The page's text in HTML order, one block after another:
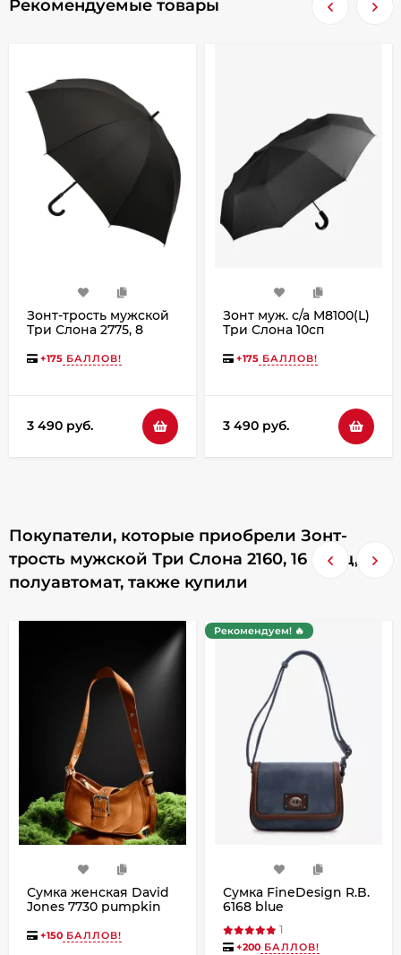
Рекомендуемые товары
Зонт-трость мужской
Три Слона 2775, 8
кожа
+175 БАЛЛОВ!
3 490 руб.
Зонт муж. с/а M8100(L)
Три Слона 10сп
+175 БАЛЛОВ!
3 490 руб.
Покупатели, которые приобрели Зонт-
трость мужской Три Слона 2160, 16 спиц,
полуавтомат, также купили
Сумка женская David
Jones 7730 pumpkin
+150 БАЛЛОВ!
Рекомендуем! 🔥
Сумка FineDesign R.B.
6168 blue
1
+200 БАЛЛОВ!